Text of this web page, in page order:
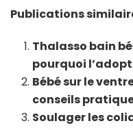
Publications
Thalasso bain
pourquoi
Bébé sur le
conseils
Soulager les